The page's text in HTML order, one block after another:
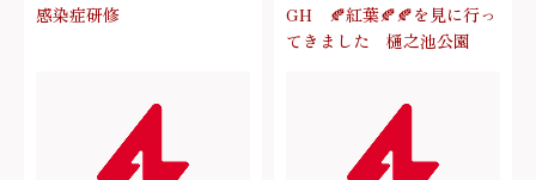
感染症研修
GH 🍂紅葉🍂🍂を見に行っ
てきました 樋之池公園